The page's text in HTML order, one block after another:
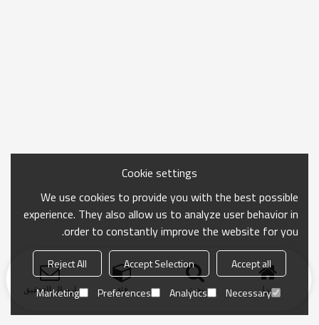
منزل بحث فئة ارسال التحقيق
Cookie settings
We use cookies to provide you with the best possible
experience. They also allow us to analyze user behavior in
order to constantly improve the website for you.
Accept all
Accept Selection
Reject All
Necessary
Analytics
Preferences
Marketing